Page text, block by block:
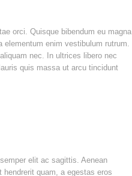
orci. Quisque bibendum eu magna
enim vestibulum rutrum.
nec. In ultrices libero nec
quis massa ut arcu tincidunt
elit ac sagittis. Aenean
quam, a egestas eros